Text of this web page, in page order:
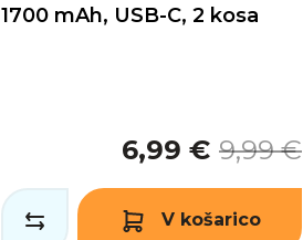
1700 mAh, USB-C, 2 kosa
6,99 € 9,99 €
V košarico